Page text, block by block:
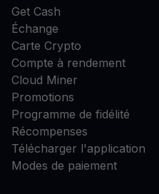
Get Cash
Échange
Carte Crypto
Compte à rendement
Cloud Miner
Promotions
Programme de fidélité
Récompenses
Télécharger l'application
Modes de paiement